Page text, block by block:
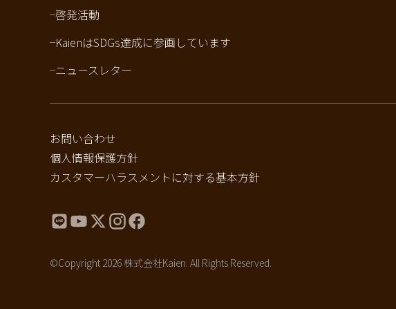
啓発活動
KaienはSDGs達成に参画しています
ニュースレター
お問い合わせ
個人情報保護方針
カスタマーハラスメントに対する基本方針
©Copyright 2026 株式会社Kaien. All Rights Reserved.